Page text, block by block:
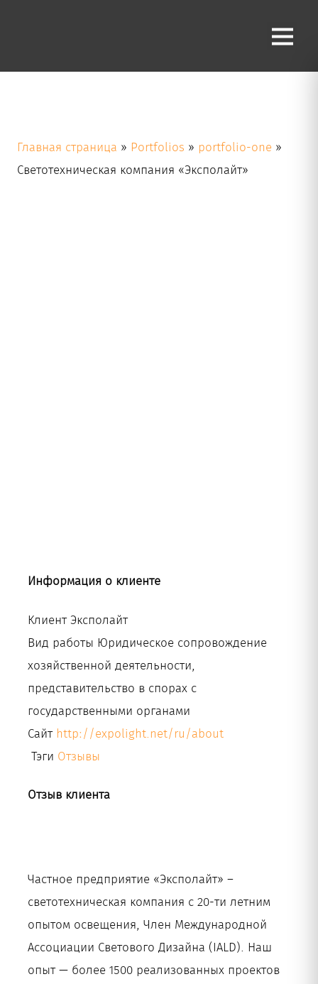
Главная страница » Portfolios » portfolio-one »
Светотехническая компания «Эксполайт»
Информация о клиенте
КлиентЭксполайт
Вид работы Юридическое сопровождение
хозяйственной деятельности,
представительство в спорах с
государственными органами
Сайт http://expolight.net/ru/about
Тэги Отзывы
Отзыв клиента
Частное предприятие «Эксполайт» –
светотехническая компания с 20-ти летним
опытом освещения, Член Международной
Ассоциации Светового Дизайна (IALD). Наш
опыт — более 1500 реализованных проектов